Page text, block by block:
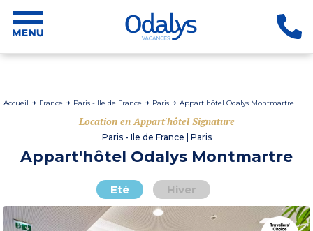
Accueil France Paris - Ile de France Paris Appart'hôtel Odalys Montmartre
Location en Appart'hôtel Signature
Paris - Ile de France | Paris
Appart'hôtel Odalys Montmartre
Eté Hiver